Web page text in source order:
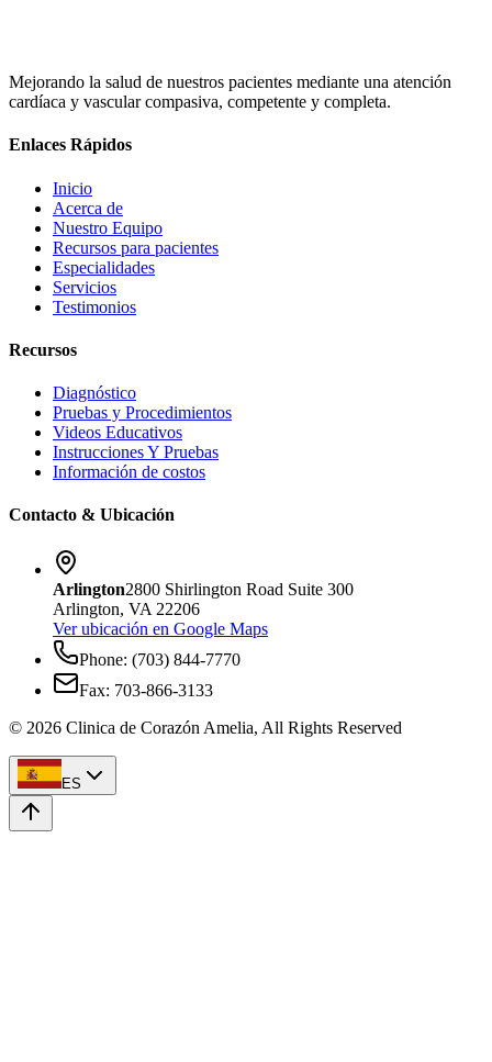
Mejorando la salud de nuestros pacientes mediante una atención
cardíaca y vascular compasiva, competente y completa.
Enlaces Rápidos
Inicio
Acerca de
Nuestro Equipo
Recursos para pacientes
Especialidades
Servicios
Testimonios
Recursos
Diagnóstico
Pruebas y Procedimientos
Videos Educativos
Instrucciones Y Pruebas
Información de costos
Contacto & Ubicación
Arlington2800 Shirlington Road Suite 300
Arlington, VA 22206
Ver ubicación en Google Maps
Phone: (703) 844-7770
Fax: 703-866-3133
© 2026 Clinica de Corazón Amelia, All Rights Reserved
ES